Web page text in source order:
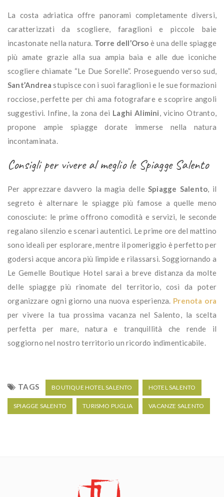
La costa adriatica offre panorami completamente diversi,
caratterizzati da scogliere, faraglioni e piccole baie
incastonate nella natura. Torre dell’Orso è una delle spiagge
più amate grazie alla sua ampia baia e alle due iconiche
scogliere chiamate “Le Due Sorelle”. Proseguendo verso sud,
Sant’Andrea stupisce con i suoi faraglioni e le sue formazioni
rocciose, perfette per chi ama fotografare e scoprire angoli
suggestivi. Infine, la zona dei Laghi Alimini, vicino Otranto,
propone ampie spiagge dorate immerse nella natura
incontaminata.
Consigli per vivere al meglio le Spiagge Salento
Per apprezzare davvero la magia delleSpiagge Salento, il
segreto è alternare le spiagge più famose a quelle meno
conosciute: le prime offrono comodità e servizi, le seconde
regalano silenzio e scenari autentici. Le prime ore del mattino
sono ideali per esplorare, mentre il pomeriggio è perfetto per
godersi acque ancora più limpide e rilassarsi. Soggiornando a
Le Gemelle Boutique Hotel sarai a breve distanza da molte
delle spiagge più rinomate del territorio, così da poter
organizzare ogni giorno una nuova esperienza. Prenota ora
per vivere la tua prossima vacanza nel Salento, la scelta
perfetta per mare, natura e tranquillità che rende il
soggiorno nel nostro territorio un ricordo indimenticabile.
TAGS BOUTIQUE HOTEL SALENTO HOTEL SALENTO
SPIAGGE SALENTO TURISMO PUGLIA VACANZE SALENTO